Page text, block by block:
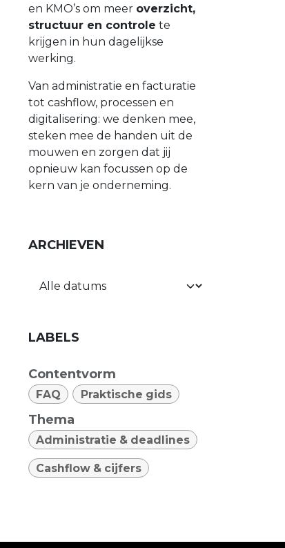
en KMO’s om meer overzicht,
structuur en controle te
krijgen in hun dagelijkse
werking.
Van administratie en facturatie
tot cashflow, processen en
digitalisering: we denken mee,
steken mee de handen uit de
mouwen en zorgen dat jij
opnieuw kan focussen op de
kern van je onderneming.
ARCHIEVEN
LABELS
Contentvorm
FAQ Praktische gids
Thema
Administratie & deadlines
Cashflow & cijfers